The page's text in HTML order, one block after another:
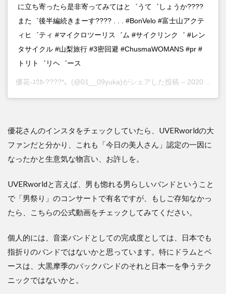
に立ち寄ったら是非寄ってみてはと゛うて゛しょうか????
また゛後半編続きまーす???? . . . #BonVelo #富士山アクテ
ィヒ゛ティ #マイクロツーリス゛ム #サイクリンク゛ #レン
タサイクル #山梨旅行 #3密回避 #ChusmaWOMANS #pr #
トリト゛リヘ゛ース
優花-ﾕｳｶ-????*。 (@01__09yuka)がシェアした投稿 – 2020年10月月5日午後2時16分PDT
優花さんのインスタをチェックしていたら、UVERworldの大
ファンだと分かり、これも「今日の美人さん」認定の一因に
なったかと生意気な物言い、お許しを。
UVERworldと言えば、男も惚れる男らしいバンドということ
で「男祭り」のコンサートで有名ですが、もしご存知なかっ
たら、こちらの公式動画をチェックしてみてください。
個人的には、音楽バンドとしての完成度としては、日本でも
指折りのバンドではないかと思っています。特にドラムとベ
ースは、大黒摩季のバックバンドのそれと日本一を争うテク
ニックではないかと。